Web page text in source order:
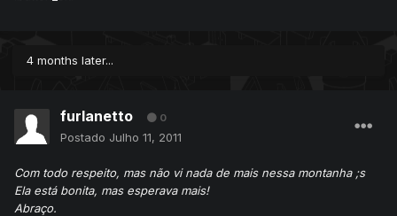
4 months later...
furlanetto 0
Postado Julho 11, 2011
Com todo respeito, mas não vi nada de mais nessa montanha ;s
Ela está bonita, mas esperava mais!
Abraço.